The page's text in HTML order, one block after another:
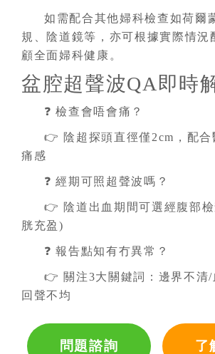
如需配合其他婦科檢查如荷爾
規、陰道鏡等，亦可根據實際情況
顧全面婦科健康。
盆腔超聲波QA即時
❓ 檢查會唔會痛？
👉 陰超探頭直徑僅2cm，配合
痛感
❓ 經期可照超聲波嗎？
👉 陰道出血期間可選經腹部
胱充盈)
❓ 報告點知有冇異常？
👉 關注3大關鍵詞：邊界不清/
回聲不均
問題諮詢 了